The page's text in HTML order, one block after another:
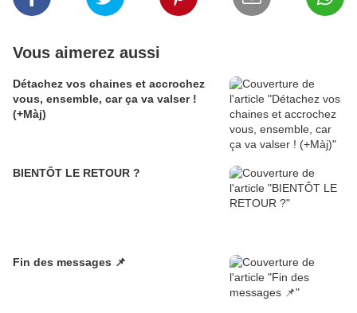
Vous aimerez aussi
Détachez vos chaines et accrochez
vous, ensemble, car ça va valser !
(+Màj)
BIENTÔT LE RETOUR ?
Fin des messages 📌